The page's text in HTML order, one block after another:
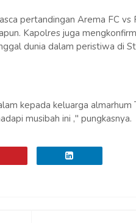
pertandingan Arema FC vs
Kapolres juga
dunia dalam peristiwa di
kepada keluarga almarhum
musibah ini ," pungkasnya.